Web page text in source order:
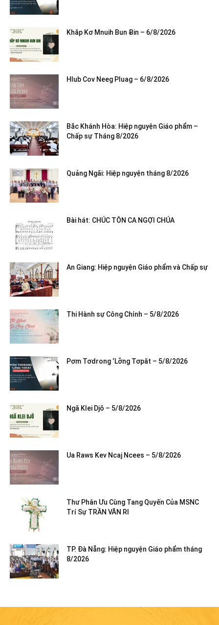
Khăp Kơ Mnuih Bun Ƀin – 6/8/2026
Hlub Cov Neeg Pluag – 6/8/2026
Bắc Khánh Hòa: Hiệp nguyện Giáo phẩm –
Chấp sự Tháng 8/2026
Quảng Ngãi: Hiệp nguyện tháng 8/2026
Bài hát: CHÚC TÔN CA NGỢI CHÚA
An Giang: Hiệp nguyện Giáo phẩm và Chấp sự
Thi Hành sự Công Chính – 5/8/2026
Pơm Tơdrong ‘Lơ̆ng Tơpăt – 5/8/2026
Ngă Klei Djŏ – 5/8/2026
Ua Raws Kev Ncaj Ncees – 5/8/2026
Thư Phân Ưu Cùng Tang Quyến Của MSNC
Trí Sự TRẦN VĂN RI
TP. Đà Nẵng: Hiệp nguyện Giáo phẩm tháng
8/2026